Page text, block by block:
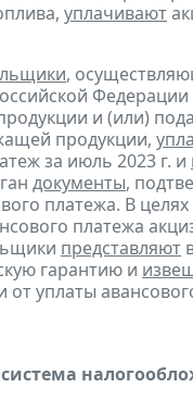
уплачивают
,
Федерации
и (или)
продукции,
за июль 2023 г. и
документы,
платежа. В
платежа
представляют
гарантию и
от уплаты